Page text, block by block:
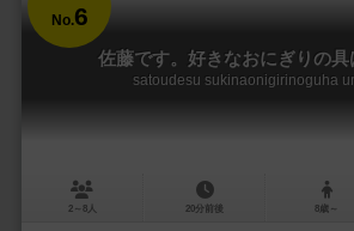
No.6
佐藤です。好きなおにぎりの具
satoudesu sukinaonigirinoguha
2～8人 20分前後 8歳～